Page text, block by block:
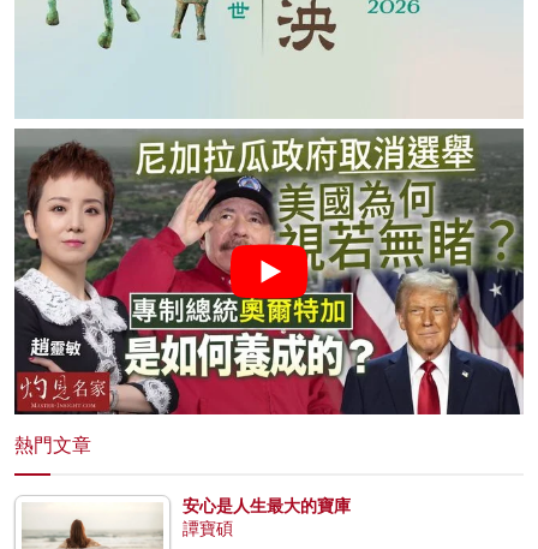
熱門文章
安心是人生最大的寶庫
譚寶碩